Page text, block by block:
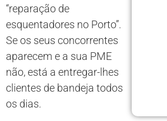
“reparação de
esquentadores no Porto”.
Se os seus concorrentes
aparecem e a sua PME
não, está a entregar-lhes
clientes de bandeja todos
os dias.